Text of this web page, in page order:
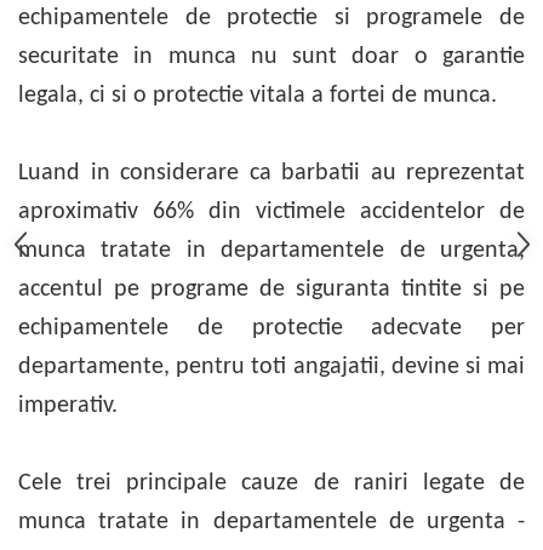
echipamentele de protectie si programele de
securitate in munca nu sunt doar o garantie
legala, ci si o protectie vitala a fortei de munca.
Luand in considerare ca barbatii au reprezentat
aproximativ 66% din victimele accidentelor de
munca tratate in departamentele de urgenta,
accentul pe programe de siguranta tintite si pe
echipamentele de protectie adecvate per
departamente, pentru toti angajatii, devine si mai
imperativ.
Cele trei principale cauze de raniri legate de
munca tratate in departamentele de urgenta -